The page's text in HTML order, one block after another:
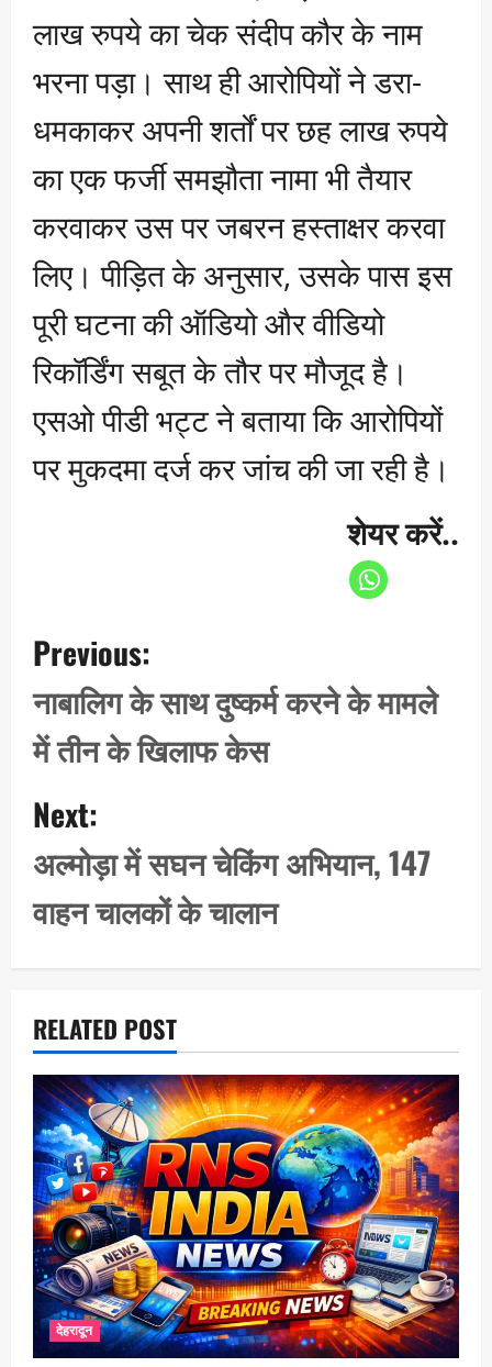
लाख रुपये का चेक संदीप कौर के नाम
भरना पड़ा। साथ ही आरोपियों ने डरा-
धमकाकर अपनी शर्तों पर छह लाख रुपये
का एक फर्जी समझौता नामा भी तैयार
करवाकर उस पर जबरन हस्ताक्षर करवा
लिए। पीड़ित के अनुसार, उसके पास इस
पूरी घटना की ऑडियो और वीडियो
रिकॉर्डिंग सबूत के तौर पर मौजूद है।
एसओ पीडी भट्ट ने बताया कि आरोपियों
पर मुकदमा दर्ज कर जांच की जा रही है।
शेयर करें..
o
s
n
v
i
g
a
i
o
n
Previous:
नाबालिग के साथ दुष्कर्म करने के मामले
में तीन के खिलाफ केस
Next:
अल्मोड़ा में सघन चेकिंग अभियान, 147
वाहन चालकों के चालान
RELATED POST
देहरादून